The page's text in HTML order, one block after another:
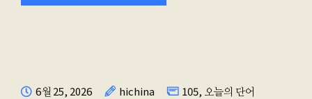
6월 25, 2026 hichina 105, 오늘의 단어